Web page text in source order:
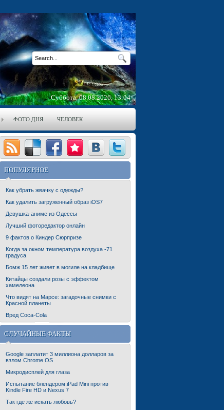
Суббота, 08.08.2026, 13:04
ФОТО ДНЯ ЧЕЛОВЕК
ПОПУЛЯРНОЕ
Как убрать жвачку с одежды?
Как удалить загруженный образ iOS7
Девушка-аниме из Одессы
Лучший фоторедактор онлайн
9 фактов о Киндер Сюрпризе
Когда за окном температура воздуха -71
градуса
Бомж 15 лет живет в могиле на кладбище
Китайцы создали розы с эффектом
хамелеона
Что видят на Марсе: загадочные снимки с
Красной планеты
Вред Coca-Cola
СЛУЧАЙНЫЕ ФАКТЫ
Google заплатит 3 миллиона долларов за
взлом Chrome OS
Микродисплей для глаза
Испытание блендером:iPad Mini против
Kindle Fire HD и Nexus 7
Так где же искать любовь?